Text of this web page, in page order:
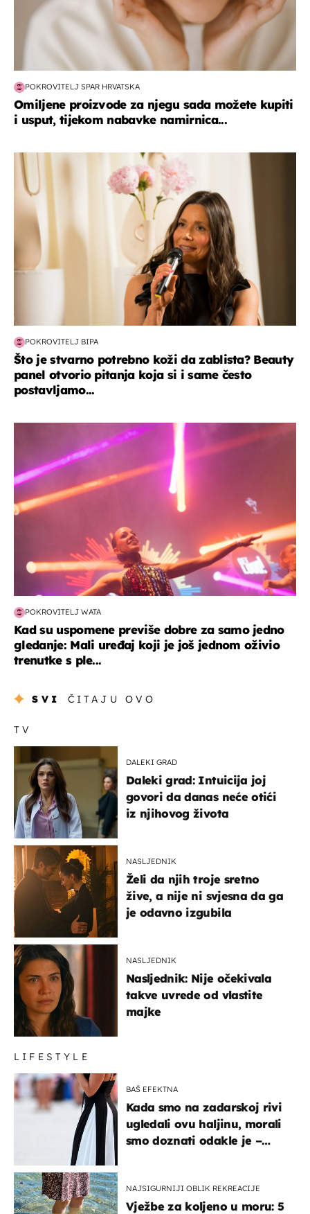
POKROVITELJ SPAR HRVATSKA
Omiljene proizvode za njegu sada možete kupiti
i usput, tijekom nabavke namirnica...
moda & ljepota
POKROVITELJ BIPA
Što je stvarno potrebno koži da zablista? Beauty
panel otvorio pitanja koja si i same često
postavljamo...
POKROVITELJ WATA
Kad su uspomene previše dobre za samo jedno
gledanje: Mali uređaj koji je još jednom oživio
trenutke s ple...
SVI ČITAJU OVO
TV
DALEKI GRAD
Daleki grad: Intuicija joj
govori da danas neće otići
iz njihovog života
NASLJEDNIK
Želi da njih troje sretno
žive, a nije ni svjesna da ga
je odavno izgubila
NASLJEDNIK
Nasljednik: Nije očekivala
takve uvrede od vlastite
majke
LIFESTYLE
BAŠ EFEKTNA
Kada smo na zadarskoj rivi
ugledali ovu haljinu, morali
smo doznati odakle je –
NAJSIGURNIJI OBLIK REKREACIJE
Vježbe za koljeno u moru: 5